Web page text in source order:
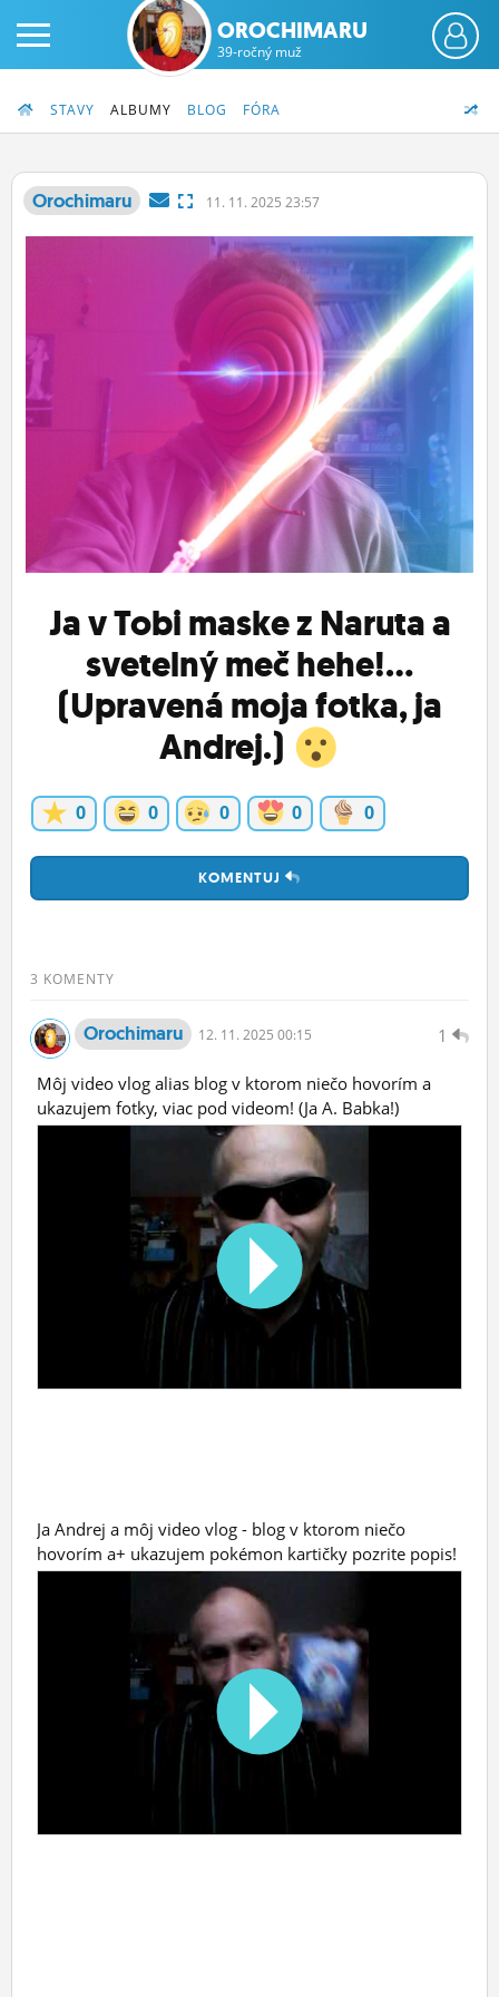
PRIHLÁS SA
STATUSY
BLOGY
OBRÁZKY
ĽUDIA
MÔJ PROFIL
NASTAVENIA
ROLETA
OROCHIMARU
39-ročný muž
STAVY ALBUMY BLOG FÓRA
Orochimaru 11. 11. 2025 23:57
Ja v Tobi maske z Naruta a
svetelný meč hehe!...
(Upravená moja fotka, ja
Andrej.)
0 0 0 0 0
KOMENTUJ
3 KOMENTY
1
Orochimaru 12. 11. 2025 00:15
Môj video vlog alias blog v ktorom niečo hovorím a
ukazujem fotky, viac pod videom! (Ja A. Babka!)
Ja Andrej a môj video vlog - blog v ktorom niečo
hovorím a+ ukazujem pokémon kartičky pozrite popis!